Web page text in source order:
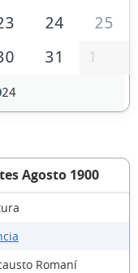
24
25
31 1
24
Agosto 1900
Romaní